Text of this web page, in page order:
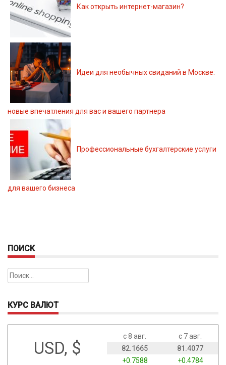
Как открыть интернет-магазин?
Идеи для необычных свиданий в Москве:
новые впечатления для вас и вашего партнера
Профессиональные бухгалтерские услуги
для вашего бизнеса
ПОИСК
Найти:
КУРС ВАЛЮТ
USD, $
с 8 авг.
с 7 авг.
82.1665
81.4077
+0.7588
+0.4784